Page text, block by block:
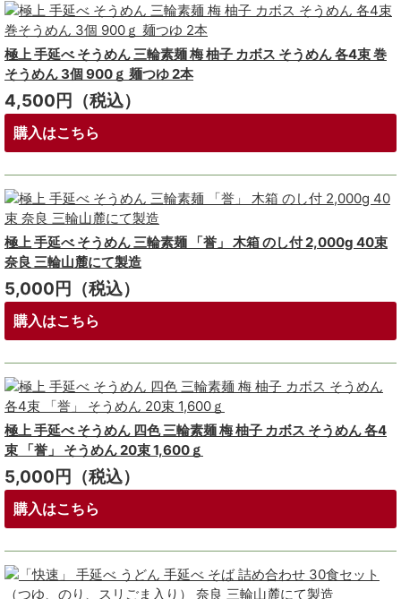
極上 手延べ そうめん 三輪素麺 梅 柚子 カボス そうめん 各4束 巻
そうめん 3個 900ｇ 麺つゆ 2本
4,500円（税込）
購入はこちら
極上 手延べ そうめん 三輪素麺 「誉」 木箱 のし付 2,000g 40束
奈良 三輪山麓にて製造
5,000円（税込）
購入はこちら
極上 手延べ そうめん 四色 三輪素麺 梅 柚子 カボス そうめん 各4
束 「誉」 そうめん 20束 1,600ｇ
5,000円（税込）
購入はこちら